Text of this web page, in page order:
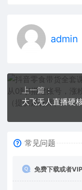
admin
上一篇：
常见问题
免费下载或者